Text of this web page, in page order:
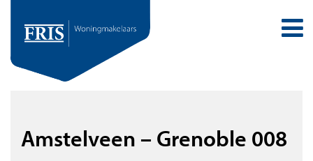
Amstelveen – Grenoble 008